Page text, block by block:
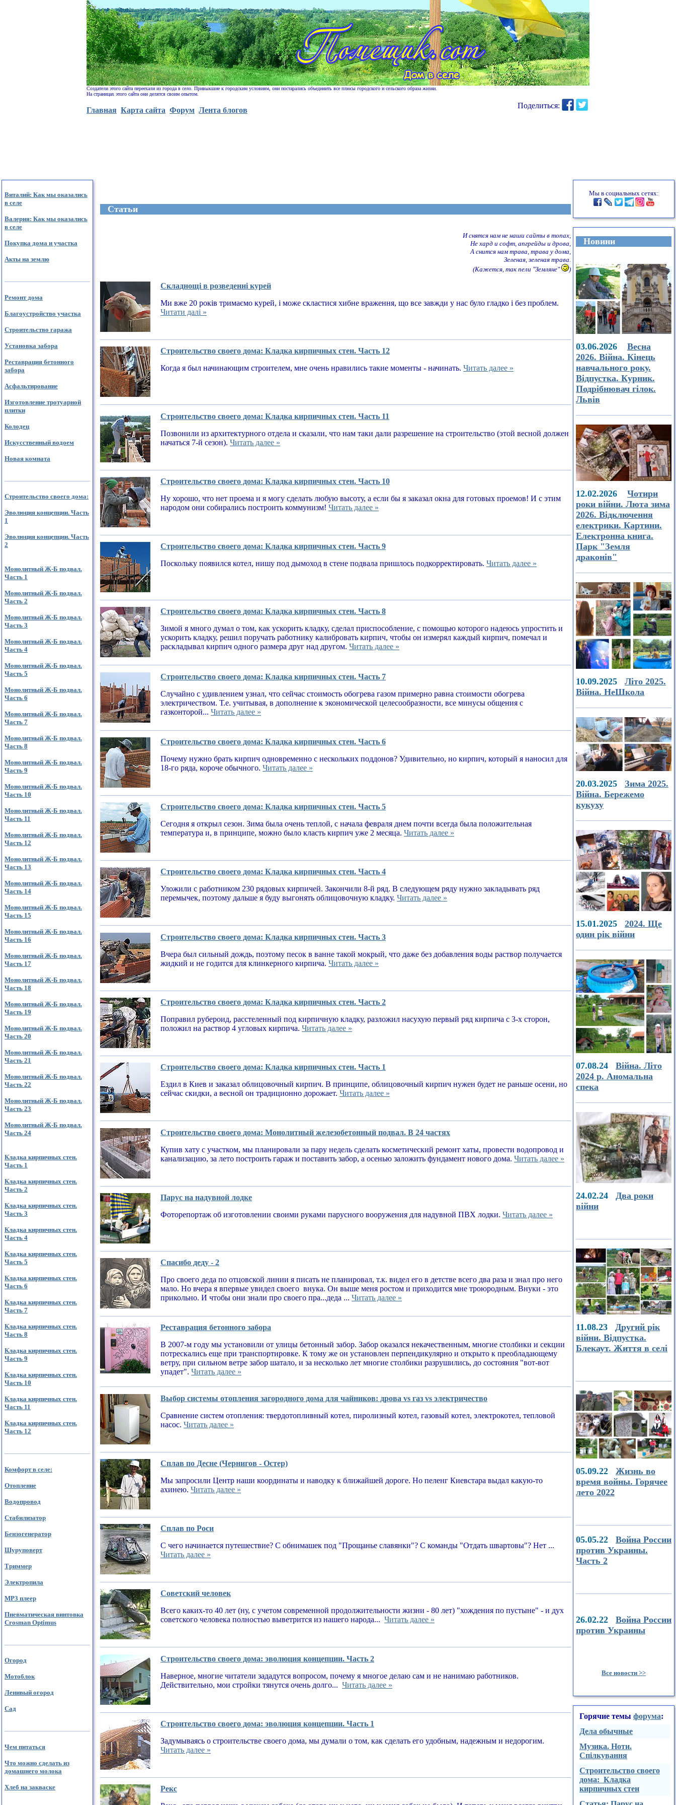
Создатели этого сайта переехали из города в село. Привыкшие к городским условиям, они постарались объединить все плюсы городского и сельского образа жизни.
На страницах этого сайта они делятся своим опытом.
Главная Карта сайта Форум Лента блогов
Поделиться:
Виталий: Как мы оказались
в селе
Валерия: Как мы оказались
в селе
Покупка дома и участка
Акты на землю
Ремонт дома
Благоустройство участка
Строительство гаража
Установка забора
Реставрация бетонного
забора
Асфальтирование
Изготовление тротуарной
плитки
Колодец
Искусственный водоем
Новая комната
Строительство своего дома:
Эволюция концепции. Часть
1
Эволюция концепции. Часть
2
Монолитный Ж-Б подвал.
Часть 1
Монолитный Ж-Б подвал.
Часть 2
Монолитный Ж-Б подвал.
Часть 3
Монолитный Ж-Б подвал.
Часть 4
Монолитный Ж-Б подвал.
Часть 5
Монолитный Ж-Б подвал.
Часть 6
Монолитный Ж-Б подвал.
Часть 7
Монолитный Ж-Б подвал.
Часть 8
Монолитный Ж-Б подвал.
Часть 9
Монолитный Ж-Б подвал.
Часть 10
Монолитный Ж-Б подвал.
Часть 11
Монолитный Ж-Б подвал.
Часть 12
Монолитный Ж-Б подвал.
Часть 13
Монолитный Ж-Б подвал.
Часть 14
Монолитный Ж-Б подвал.
Часть 15
Монолитный Ж-Б подвал.
Часть 16
Монолитный Ж-Б подвал.
Часть 17
Монолитный Ж-Б подвал.
Часть 18
Монолитный Ж-Б подвал.
Часть 19
Монолитный Ж-Б подвал.
Часть 20
Монолитный Ж-Б подвал.
Часть 21
Монолитный Ж-Б подвал.
Часть 22
Монолитный Ж-Б подвал.
Часть 23
Монолитный Ж-Б подвал.
Часть 24
Кладка кирпичных стен.
Часть 1
Кладка кирпичных стен.
Часть 2
Кладка кирпичных стен.
Часть 3
Кладка кирпичных стен.
Часть 4
Кладка кирпичных стен.
Часть 5
Кладка кирпичных стен.
Часть 6
Кладка кирпичных стен.
Часть 7
Кладка кирпичных стен.
Часть 8
Кладка кирпичных стен.
Часть 9
Кладка кирпичных стен.
Часть 10
Кладка кирпичных стен.
Часть 11
Кладка кирпичных стен.
Часть 12
Комфорт в селе:
Отопление
Водопровод
Стабилизатор
Бензогенератор
Шуруповерт
Триммер
Электропила
MP3 плеер
Пневматическая винтовка
Crosman Optimus
Огород
Мотоблок
Ленивый огород
Сад
Чем питаться
Что можно сделать из
домашнего молока
Хлеб на закваске
Cтатьи
И снятся нам не наши сайты в топах,
Не хард и софт, апгрейды и дрова,
А снится нам трава, трава у дома,
Зеленая, зеленая трава.
(Кажется, так пели "Земляне"
)
Складнощі в розведенні курей
Ми вже 20 років тримаємо курей, і може скластися хибне враження, що все завжди у нас було гладко і без проблем.
Читати далі »
Строительство своего дома: Кладка кирпичных стен. Часть 12
Когда я был начинающим строителем, мне очень нравились такие моменты - начинать. Читать далее »
Строительство своего дома: Кладка кирпичных стен. Часть 11
Позвонили из архитектурного отдела и сказали, что нам таки дали разрешение на строительство (этой весной должен
начаться 7-й сезон). Читать далее »
Строительство своего дома: Кладка кирпичных стен. Часть 10
Ну хорошо, что нет проема и я могу сделать любую высоту, а если бы я заказал окна для готовых проемов! И с этим
народом они собирались построить коммунизм! Читать далее »
Строительство своего дома: Кладка кирпичных стен. Часть 9
Поскольку появился котел, нишу под дымоход в стене подвала пришлось подкорректировать. Читать далее »
Строительство своего дома: Кладка кирпичных стен. Часть 8
Зимой я много думал о том, как ускорить кладку, сделал приспособление, с помощью которого надеюсь упростить и
ускорить кладку, решил поручать работнику калибровать кирпич, чтобы он измерял каждый кирпич, помечал и
раскладывал кирпич одного размера друг над другом. Читать далее »
Строительство своего дома: Кладка кирпичных стен. Часть 7
Случайно с удивлением узнал, что сейчас стоимость обогрева газом примерно равна стоимости обогрева
электричеством. Т.е. учитывая, в дополнение к экономической целесообразности, все минусы общения с
газконторой... Читать далее »
Строительство своего дома: Кладка кирпичных стен. Часть 6
Почему нужно брать кирпич одновременно с нескольких поддонов? Удивительно, но кирпич, который я наносил для
18-го ряда, короче обычного. Читать далее »
Строительство своего дома: Кладка кирпичных стен. Часть 5
Сегодня я открыл сезон. Зима была очень теплой, с начала февраля днем почти всегда была положительная
температура и, в принципе, можно было класть кирпич уже 2 месяца. Читать далее »
Строительство своего дома: Кладка кирпичных стен. Часть 4
Уложили с работником 230 рядовых кирпичей. Закончили 8-й ряд. В следующем ряду нужно закладывать ряд
перемычек, поэтому дальше я буду выгонять облицовочную кладку. Читать далее »
Строительство своего дома: Кладка кирпичных стен. Часть 3
Вчера был сильный дождь, поэтому песок в ванне такой мокрый, что даже без добавления воды раствор получается
жидкий и не годится для клинкерного кирпича. Читать далее »
Строительство своего дома: Кладка кирпичных стен. Часть 2
Поправил рубероид, расстеленный под кирпичную кладку, разложил насухую первый ряд кирпича с 3-х сторон,
положил на раствор 4 угловых кирпича. Читать далее »
Строительство своего дома: Кладка кирпичных стен. Часть 1
Ездил в Киев и заказал облицовочный кирпич. В принципе, облицовочный кирпич нужен будет не раньше осени, но
сейчас скидки, а весной он традиционно дорожает. Читать далее »
Строительство своего дома: Монолитный железобетонный подвал. В 24 частях
Купив хату с участком, мы планировали за пару недель сделать косметический ремонт хаты, провести водопровод и
канализацию, за лето построить гараж и поставить забор, а осенью заложить фундамент нового дома. Читать далее »
Парус на надувной лодке
Фоторепортаж об изготовлении своими руками парусного вооружения для надувной ПВХ лодки. Читать далее »
Спасибо деду - 2
Про своего деда по отцовской линии я писать не планировал, т.к. видел его в детстве всего два раза и знал про него
мало. Но вчера я впервые увидел своего внука. Он выше меня ростом и приходится мне троюродным. Внуки - это
прикольно. И чтобы они знали про своего пра...деда ... Читать далее »
Реставрация бетонного забора
В 2007-м году мы установили от улицы бетонный забор. Забор оказался некачественным, многие столбики и секции
потрескались еще при транспортировке. К тому же он установлен перпендикулярно и открыто к преобладающему
ветру, при сильном ветре забор шатало, и за несколько лет многие столбики разрушились, до состояния "вот-вот
упадет". Читать далее »
Выбор системы отопления загородного дома для чайников: дрова vs газ vs электричество
Сравнение систем отопления: твердотопливный котел, пиролизный котел, газовый котел, электрокотел, тепловой
насос. Читать далее »
Сплав по Десне (Чернигов - Остер)
Мы запросили Центр наши координаты и наводку к ближайшей дороге. Но пеленг Киевстара выдал какую-то
ахинею. Читать далее »
Сплав по Роси
С чего начинается путешествие? С обнимашек под "Прощанье славянки"? С команды "Отдать швартовы"? Нет ...
Читать далее »
Советский человек
Всего каких-то 40 лет (ну, с учетом современной продолжительности жизни - 80 лет) "хождения по пустыне" - и дух
советского человека полностью выветрится из нашего народа... Читать далее »
Строительство своего дома: эволюция концепции. Часть 2
Наверное, многие читатели зададутся вопросом, почему я многое делаю сам и не нанимаю работников.
Действительно, мои стройки тянутся очень долго... Читать далее »
Строительство своего дома: эволюция концепции. Часть 1
Задумываясь о строительстве своего дома, мы думали о том, как сделать его удобным, надежным и недорогим.
Читать далее »
Рекс
Мы в социальных сетях:
Новини
03.06.2026 Весна
2026. Війна. Кінець
навчального року.
Відпустка. Курник.
Подрібнювач гілок.
Львів
12.02.2026 Чотири
роки війни. Люта зима
2026. Відключення
електрики. Картини.
Електронна книга.
Парк "Земля
драконів"
10.09.2025 Літо 2025.
Війна. НеШкола
20.03.2025 Зима 2025.
Війна. Бережемо
кукуху
15.01.2025 2024. Ще
один рік війни
07.08.24 Війна. Літо
2024 р. Аномальна
спека
24.02.24 Два роки
війни
11.08.23 Другий рік
війни. Відпустка.
Блекаут. Життя в селі
05.09.22 Жизнь во
время войны. Горячее
лето 2022
05.05.22 Война России
против Украины.
Часть 2
26.02.22 Война России
против Украины
Все новости >>
Горячие темы форума:
Дела обычные
Музика. Ноти.
Спілкування
Строительство своего
дома: Кладка
кирпичных стен